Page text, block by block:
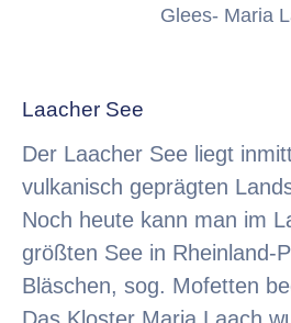
Glees- Maria
Laacher See
Der Laacher See liegt
vulkanisch geprägten
Noch heute kann man im
größten See in Rheinland-
Bläschen, sog. Mofetten